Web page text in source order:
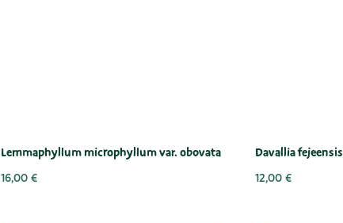
Lemmaphyllum microphyllum var. obovata
16,00 €
Davallia fejeensis
12,00 €